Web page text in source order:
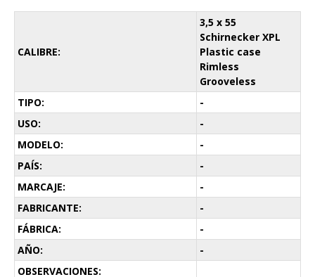
CALIBRE:
3,5 x 55
Schirnecker XPL
Plastic case
Rimless
Grooveless
TIPO:
-
USO:
-
MODELO:
-
PAÍS:
-
MARCAJE:
-
FABRICANTE:
-
FÁBRICA:
-
AÑO:
-
OBSERVACIONES: